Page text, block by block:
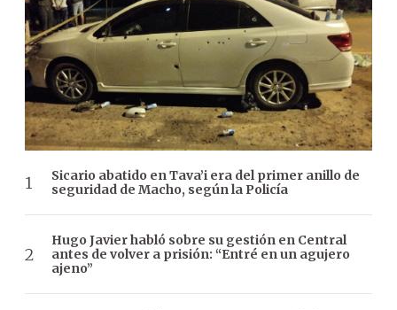
Sicario abatido en Tava’i era del primer anillo de
seguridad de Macho, según la Policía
Hugo Javier habló sobre su gestión en Central
antes de volver a prisión: “Entré en un agujero
ajeno”